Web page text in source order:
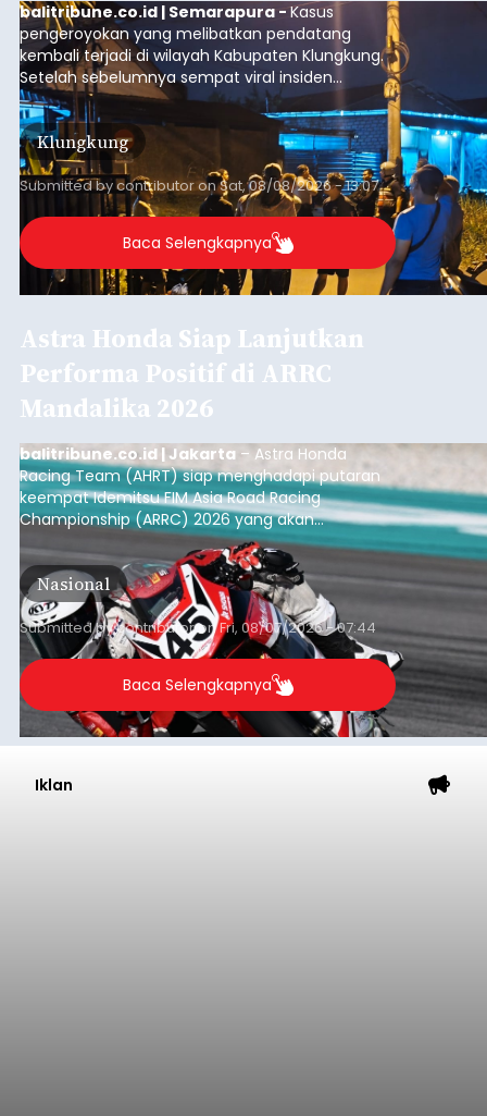
balitribune.co.id | Semarapura -Kasus
pengeroyokan yang melibatkan pendatang
kembali terjadi di wilayah Kabupaten Klungkung.
Setelah sebelumnya sempat viral insiden
keributan di barat Pasar Galiran, peristiwa serupa
kini menimpa seorang pemuda asal Kabupaten
Sumba Barat Daya (SBD), Nusa Tenggara Timur
(NTT).
Klungkung
Submitted bycontributoronSat, 08/08/2026 - 13:07
Baca Selengkapnya
Astra Honda Siap Lanjutkan
Performa Positif di ARRC
Mandalika 2026
balitribune.co.id | Jakarta – Astra Honda
Racing Team (AHRT) siap menghadapi putaran
keempat Idemitsu FIM Asia Road Racing
Championship (ARRC) 2026 yang akan
berlangsung di Pertamina Mandalika
International Circuit, Lombok, Nusa Tenggara
Barat, pada 7–9 Agustus 2026.
Nasional
Submitted bycontributoronFri, 08/07/2026 - 07:44
Baca Selengkapnya
Iklan